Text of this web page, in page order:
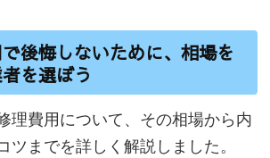
後悔しないために、相場を
を選ぼう
理費用について、その相場から内
ツまでを詳しく解説しました。